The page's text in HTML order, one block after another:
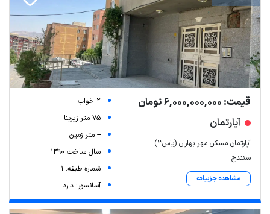
قیمت: 6,000,000,000 تومان
آپارتمان
آپارتمان مسکن مهر بهاران (یاس3)
سنندج
مشاهده جزییات
2 خواب
75 متر زیربنا
-- متر زمین
سال ساخت 1390
شماره طبقه: 1
آسانسور: دارد